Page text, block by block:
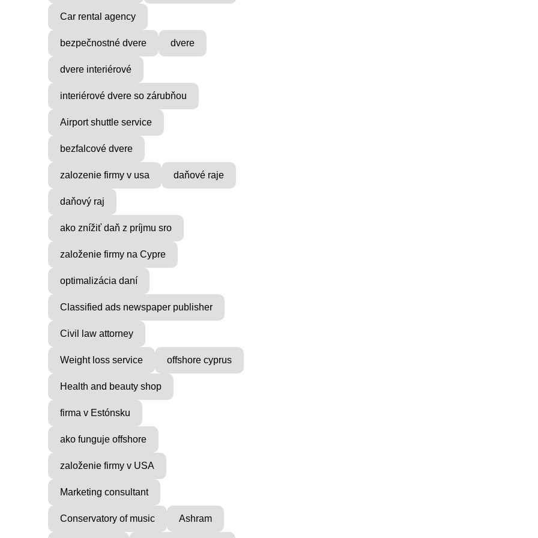
Car rental agency
bezpečnostné dvere dvere
dvere interiérové
interiérové dvere so zárubňou
Airport shuttle service
bezfalcové dvere
zalozenie firmy v usa daňové raje
daňový raj
ako znížiť daň z príjmu sro
založenie firmy na Cypre
optimalizácia daní
Classified ads newspaper publisher
Civil law attorney
Weight loss service offshore cyprus
Health and beauty shop
firma v Estónsku
ako funguje offshore
založenie firmy v USA
Marketing consultant
Conservatory of music Ashram
MUSIC PRODUCER
Find Inner Peace with Raul
Cie...